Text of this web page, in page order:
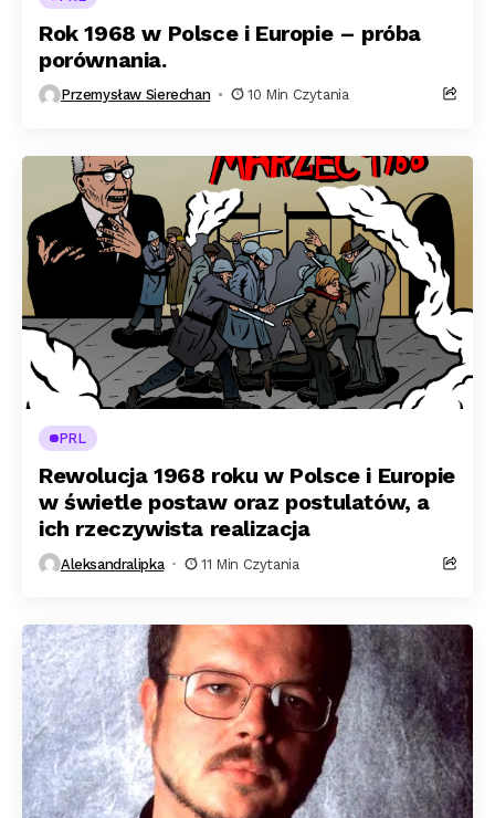
Rok 1968 w Polsce i Europie – próba
porównania.
Przemysław Sierechan 10 Min Czytania
PRL
Rewolucja 1968 roku w Polsce i Europie
w świetle postaw oraz postulatów, a
ich rzeczywista realizacja
Aleksandralipka 11 Min Czytania